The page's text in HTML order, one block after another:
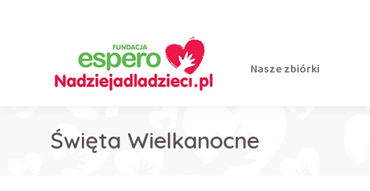
Nasze zbiórki
Święta Wielkanocne